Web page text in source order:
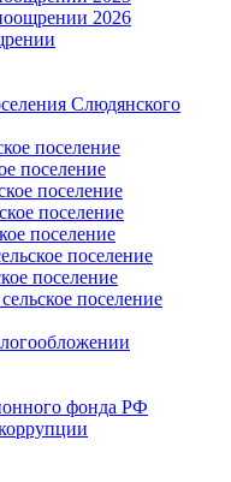
2026
Слюдянского
поселение
поселение
поселение
поселение
поселение
поселение
поселение
поселение
фонда РФ